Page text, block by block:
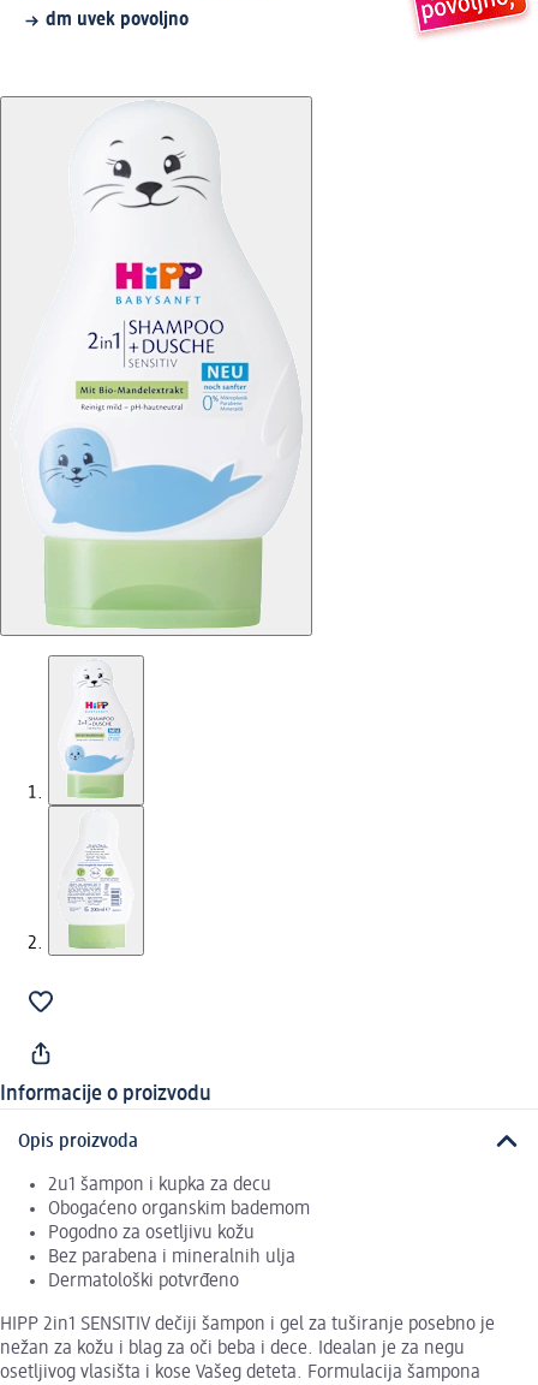
dm uvek povoljno
Informacije o proizvodu
Opis proizvoda
2u1 šampon i kupka za decu
Obogaćeno organskim bademom
Pogodno za osetljivu kožu
Bez parabena i mineralnih ulja
Dermatološki potvrđeno
HIPP 2in1 SENSITIV dečiji šampon i gel za tuširanje posebno je
nežan za kožu i blag za oči beba i dece. Idealan je za negu
osetljivog vlasišta i kose Vašeg deteta. Formulacija šampona